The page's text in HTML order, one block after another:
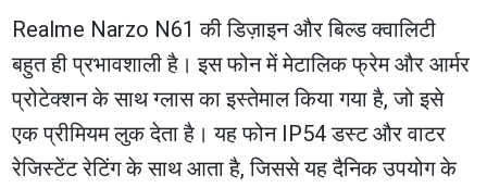
Realme Narzo N61 की डिज़ाइन और बिल्ड क्वालिटी
बहुत ही प्रभावशाली है। इस फोन में मेटालिक फ्रेम और आर्मर
प्रोटेक्शन के साथ ग्लास का इस्तेमाल किया गया है, जो इसे
एक प्रीमियम लुक देता है। यह फोन IP54 डस्ट और वाटर
रेजिस्टेंट रेटिंग के साथ आता है, जिससे यह दैनिक उपयोग के